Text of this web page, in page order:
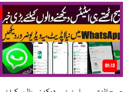
01:13